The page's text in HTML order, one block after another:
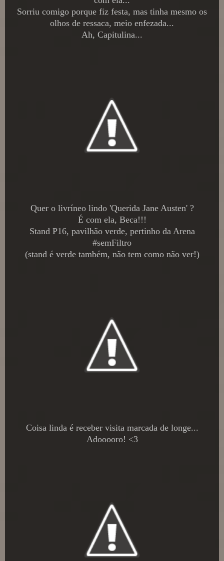
Sorriu comigo porque fiz festa, mas tinha mesmo os
olhos de ressaca, meio enfezada...
Ah, Capitulina...
Quer o livríneo lindo 'Querida Jane Austen' ?
É com ela, Beca!!!
Stand P16, pavilhão verde, pertinho da Arena
#semFiltro
(stand é verde também, não tem como não ver!)
Coisa linda é receber visita marcada de longe...
Adooooro! <3